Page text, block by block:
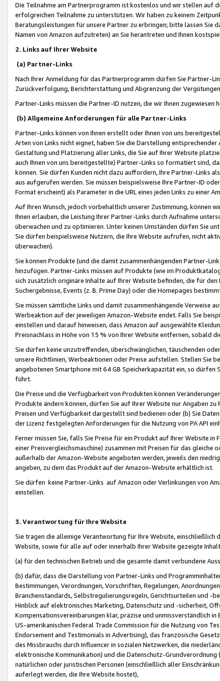
Die Teilnahme am Partnerprogramm ist kostenlos und wir stellen auf
erfolgreichen Teilnahme zu unterstützen. Wir haben zu keinem
Beratungsleistungen für unsere Partner zu erbringen; bitte lassen Sie
Namen von Amazon aufzutreten) an Sie herantreten und Ihnen
2. Links auf Ihrer Website
(a) Partner-Links
Nach Ihrer Anmeldung für das Partnerprogramm dürfen Sie Partner-
Zurückverfolgung, Berichterstattung und Abgrenzung der
Partner-Links müssen die Partner-ID nutzen, die wir Ihnen zugewiesen
(b) Allgemeine Anforderungen für alle Partner-Links
Partner-Links können von Ihnen erstellt oder Ihnen von uns
Arten von Links nicht eignet, haben Sie die Darstellung
Gestaltung und Platzierung aller Links, die Sie auf Ihrer Website
auch Ihnen von uns bereitgestellte) Partner-Links so formatiert sind,
können. Sie dürfen Kunden nicht dazu auffordern, Ihre Partner-Links
aus aufgerufen werden. Sie müssen beispielsweise Ihre Partner-ID
Format erscheint) als Parameter in die URL eines jeden Links zu einer
Auf Ihren Wunsch, jedoch vorbehaltlich unserer Zustimmung, können
Ihnen erlauben, die Leistung Ihrer Partner-Links durch Aufnahme
überwachen und zu optimieren. Unter keinen Umständen dürfen Sie
Sie dürfen beispielsweise Nutzern, die Ihre Website aufrufen, nicht
überwachen).
Sie können Produkte (und die damit zusammenhängenden Partner-
hinzufügen. Partner-Links müssen auf Produkte (wie im
sich zusätzlich originäre Inhalte auf Ihrer Website befinden, die für
Suchergebnisse, Events (z. B. Prime Day) oder die Homepages
Sie müssen sämtliche Links und damit zusammenhängende
Werbeaktion auf der jeweiligen Amazon-Website endet. Falls Sie
einstellen und darauf hinweisen, dass Amazon auf ausgewählte
Preisnachlass in Höhe von 15 % von Ihrer Website entfernen, sobald
Sie dürfen keine unzutreffenden, überschwänglichen, täuschenden
unsere Richtlinien, Werbeaktionen oder Preise aufstellen. Stellen Sie
angebotenen Smartphone mit 64 GB Speicherkapazität ein, so dürfen
führt.
Die Preise und die Verfügbarkeit von Produkten können
Produkte ändern können, dürfen Sie auf Ihrer Website nur Angaben
Preisen und Verfügbarkeit dargestellt sind bedienen oder (b) Sie
der Lizenz festgelegten Anforderungen für die Nutzung von PA API
Ferner müssen Sie, falls Sie Preise für ein Produkt auf Ihrer Website
einer Preisvergleichsmaschine) zusammen mit Preisen für das
außerhalb der Amazon-Website angeboten werden, jeweils den
angeben, zu dem das Produkt auf der Amazon-Website erhältlich ist.
Sie dürfen keine Partner-Links auf Amazon oder Verlinkungen von
einstellen.
3. Verantwortung für Ihre Website
Sie tragen die alleinige Verantwortung für Ihre Website,
Website, sowie für alle auf oder innerhalb Ihrer Website gezeigte
(a) für den technischen Betrieb und die gesamte damit verbundene
(b) dafür, dass die Darstellung von Partner-Links und
Bestimmungen, Verordnungen, Vorschriften, Regelungen,
Branchenstandards, Selbstregulierungsregeln, Gerichtsurteilen und -
Hinblick auf elektronisches Marketing, Datenschutz und -sicherheit,
Kompensationsvereinbarungen klar, präzise und unmissverständlich
US-amerikanischen Federal Trade Commission für die Nutzung von
Endorsement and Testimonials in Advertising), das französische
des Missbrauchs durch Influencer in sozialen Netzwerken, die
elektronische Kommunikation) und die Datenschutz-
natürlichen oder juristischen Personen (einschließlich aller
auferlegt werden, die Ihre Website hostet),